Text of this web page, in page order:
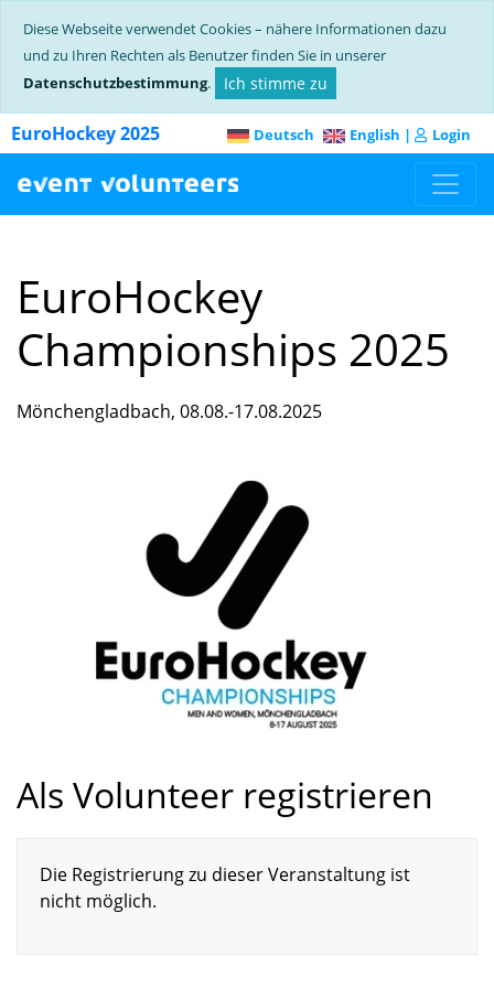
Diese Webseite verwendet Cookies – nähere Informationen dazu
und zu Ihren Rechten als Benutzer finden Sie in unserer
Datenschutzbestimmung. Ich stimme zu
EuroHockey 2025 Deutsch English | Login
EuroHockey
Championships 2025
Mönchengladbach, 08.08.-17.08.2025
Als Volunteer registrieren
Die Registrierung zu dieser Veranstaltung ist
nicht möglich.